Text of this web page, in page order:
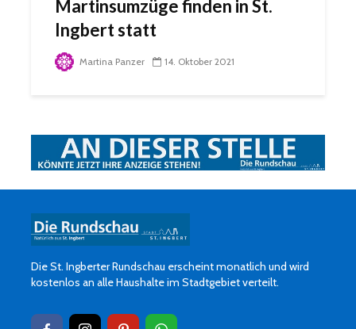
Martinsumzüge finden in St.
Ingbert statt
Martina Panzer 14. Oktober 2021
Die St. Ingberter Rundschau erscheint monatlich und wird
kostenlos an alle Haushalte im Stadtgebiet verteilt.